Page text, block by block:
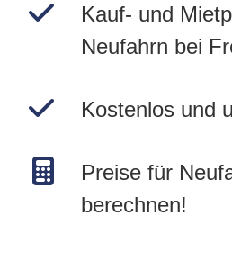
Kauf- und
Neufahrn bei
Kostenlos und
Preise für
berechnen!